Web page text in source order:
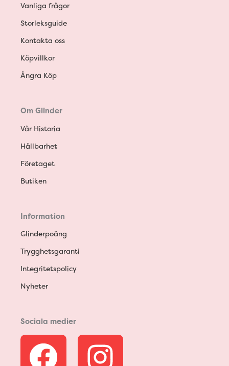
Vanliga frågor
Storleksguide
Kontakta oss
Köpvillkor
Ångra Köp
Om Glinder
Vår Historia
Hållbarhet
Företaget
Butiken
Information
Glinderpoäng
Trygghetsgaranti
Integritetspolicy
Nyheter
Sociala medier
F I